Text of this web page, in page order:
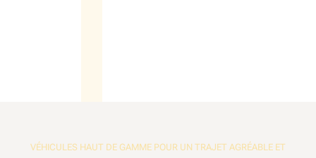
VÉHICULES HAUT DE GAMME POUR UN TRAJET AGRÉABLE ET